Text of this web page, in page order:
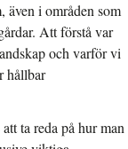
även i områden som
Att förstå var
och varför vi
hållbar
ta reda på hur man